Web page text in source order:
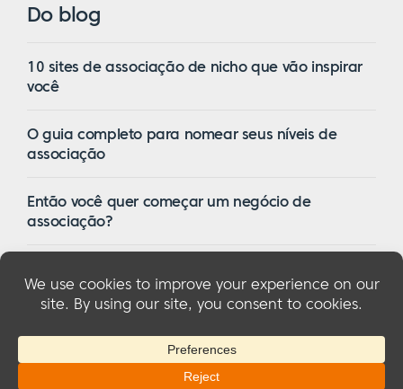
Do blog
10 sites de associação de nicho que vão inspirar
você
O guia completo para nomear seus níveis de
associação
Então você quer começar um negócio de
associação?
WordPress em 2023
© 2026 MemberMouse, LLCPolítica de privacidade